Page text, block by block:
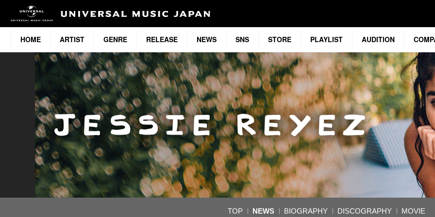
HOME ARTIST GENRE RELEASE NEWS SNS STORE PLAYLIST AUDITION
TOP NEWS BIOGRAPHY DISCOGRAPHY MOVIE